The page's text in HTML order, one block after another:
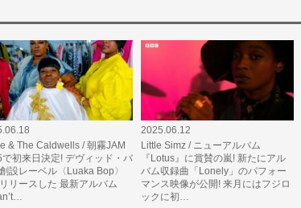
& The Caldwells / 朝霧JAM
初来日決定! デヴィッド・バ
設レーベル〈Luaka Bop〉
リースした 最新アルバム
2025.06.12
Little Simz / ニューアルバム
『Lotus』に賞賛の嵐! 新たにアル
バム収録曲「Lonely」のパフォー
マンス映像が公開! 来月にはフジロ
ックに初…